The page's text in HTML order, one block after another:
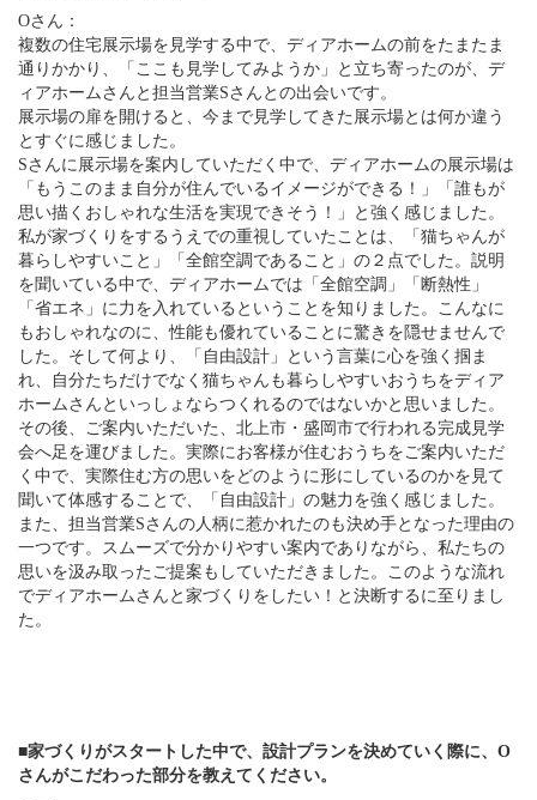
Oさん：
複数の住宅展示場を見学する中で、ディアホームの前をたまたま
通りかかり、「ここも見学してみようか」と立ち寄ったのが、デ
ィアホームさんと担当営業Sさんとの出会いです。
展示場の扉を開けると、今まで見学してきた展示場とは何か違う
とすぐに感じました。
Sさんに展示場を案内していただく中で、ディアホームの展示場は
「もうこのまま自分が住んでいるイメージができる！」「誰もが
思い描くおしゃれな生活を実現できそう！」と強く感じました。
私が家づくりをするうえでの重視していたことは、「猫ちゃんが
暮らしやすいこと」「全館空調であること」の２点でした。説明
を聞いている中で、ディアホームでは「全館空調」「断熱性」
「省エネ」に力を入れているということを知りました。こんなに
もおしゃれなのに、性能も優れていることに驚きを隠せませんで
した。そして何より、「自由設計」という言葉に心を強く掴ま
れ、自分たちだけでなく猫ちゃんも暮らしやすいおうちをディア
ホームさんといっしょならつくれるのではないかと思いました。
その後、ご案内いただいた、北上市・盛岡市で行われる完成見学
会へ足を運びました。実際にお客様が住むおうちをご案内いただ
く中で、実際住む方の思いをどのように形にしているのかを見て
聞いて体感することで、「自由設計」の魅力を強く感じました。
また、担当営業Sさんの人柄に惹かれたのも決め手となった理由の
一つです。スムーズで分かりやすい案内でありながら、私たちの
思いを汲み取ったご提案もしていただきました。このような流れ
でディアホームさんと家づくりをしたい！と決断するに至りまし
た。
■家づくりがスタートした中で、設計プランを決めていく際に、O
さんがこだわった部分を教えてください。